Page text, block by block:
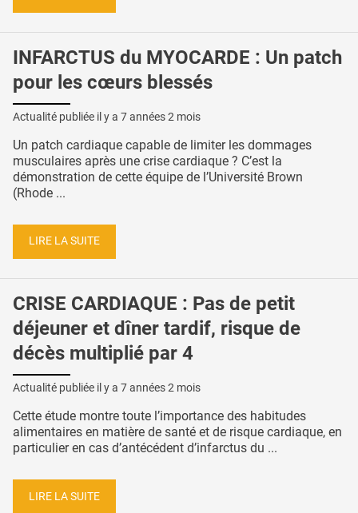
INFARCTUS du MYOCARDE : Un patch
pour les cœurs blessés
Actualité publiée il y a 7 années 2 mois
Un patch cardiaque capable de limiter les dommages
musculaires après une crise cardiaque ? C’est la
démonstration de cette équipe de l’Université Brown
(Rhode ...
LIRE LA SUITE
CRISE CARDIAQUE : Pas de petit
déjeuner et dîner tardif, risque de
décès multiplié par 4
Actualité publiée il y a 7 années 2 mois
Cette étude montre toute l’importance des habitudes
alimentaires en matière de santé et de risque cardiaque, en
particulier en cas d’antécédent d’infarctus du ...
LIRE LA SUITE